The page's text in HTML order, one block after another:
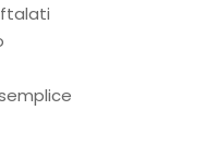
ftalati